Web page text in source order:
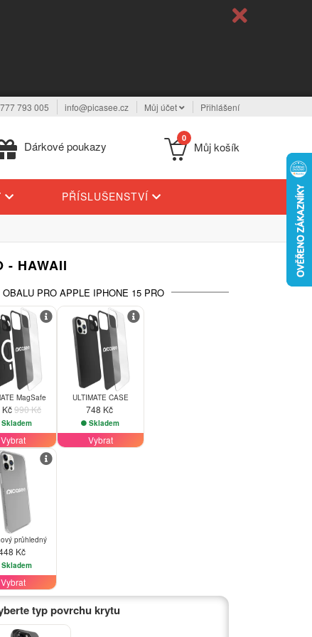
777 793 005 info@picasee.cz Můj účet Přihlášení
Dárkové poukazy
0
Můj košík
PŘÍSLUŠENSTVÍ
- HAWAII
PRO APPLE IPHONE 15 PRO
MagSafe
990 Kč
Skladem
Vybrat
ULTIMATE CASE
748 Kč
Skladem
Vybrat
průhledný
Kč
Skladem
Vybrat
typ povrchu krytu